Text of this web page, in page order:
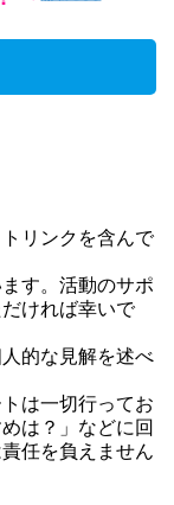
リンクを含んで
す。活動のサポ
ければ幸いで
的な見解を述べ
は一切行ってお
は？」などに回
任を負えません